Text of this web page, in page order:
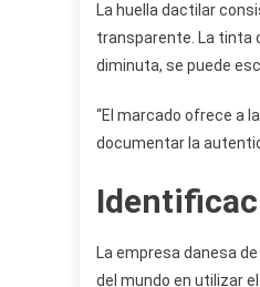
La huella dactilar
transparente. La tinta
diminuta, se puede
“El marcado ofrece a
documentar la
La empresa danesa
del mundo en utilizar